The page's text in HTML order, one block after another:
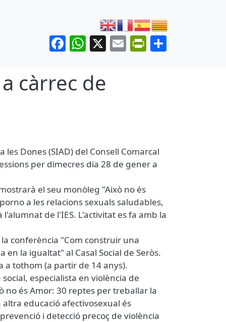
Facebook
WhatsApp
X Email
càrrec de
Dones (SIAD) del Consell Comarcal
per dimecres dia 28 de gener a
el seu monòleg "Això no és
a les relacions sexuals saludables,
de l'IES. L'activitat es fa amb la
conferència "Com construir una
en la igualtat" al Casal Social de Seròs.
tothom (a partir de 14 anys).
especialista en violència de
no és Amor: 30 reptes per treballar la
educació afectivosexual és
i detecció precoç de violència